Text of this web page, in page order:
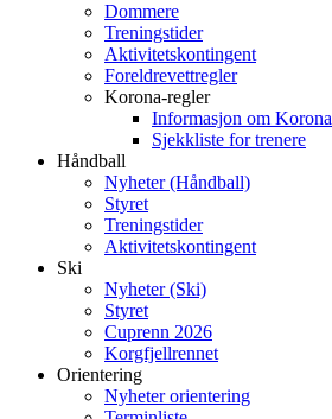
Dommere
Treningstider
Aktivitetskontingent
Foreldrevettregler
Korona-regler
Informasjon om Korona
Sjekkliste for trenere
Håndball
Nyheter (Håndball)
Styret
Treningstider
Aktivitetskontingent
Ski
Nyheter (Ski)
Styret
Cuprenn 2026
Korgfjellrennet
Orientering
Nyheter orientering